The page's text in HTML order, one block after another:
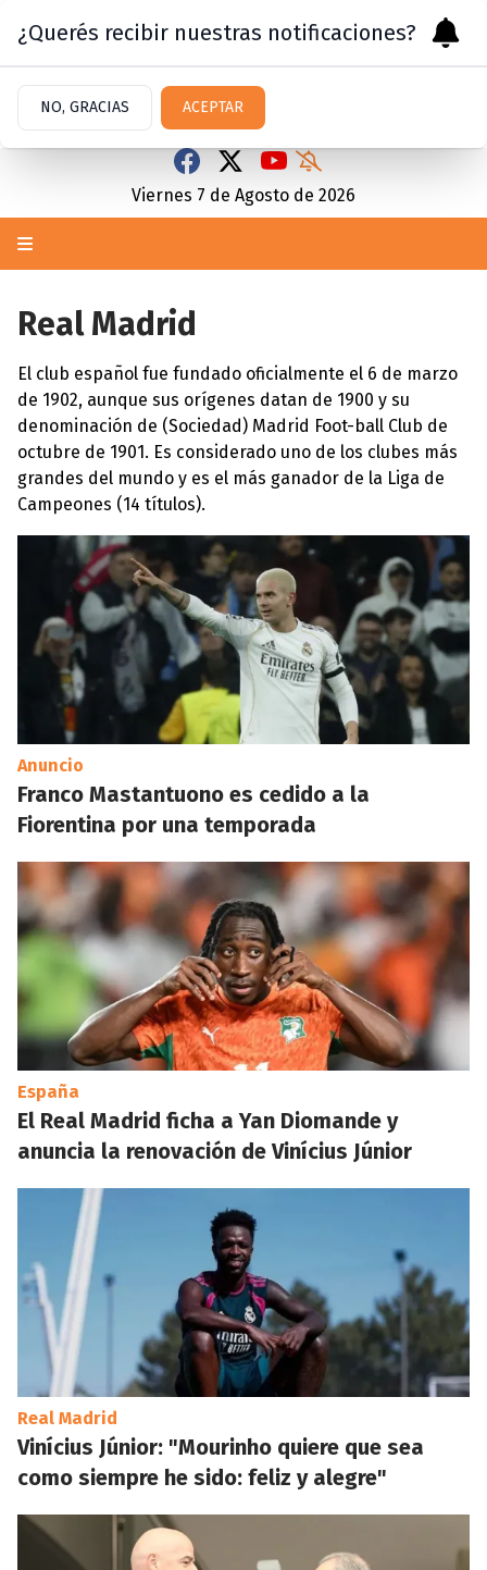
Viernes 7 de Agosto de 2026
Real Madrid
El club español fue fundado oficialmente el 6 de marzo
de 1902, aunque sus orígenes datan de 1900 y su
denominación de (Sociedad) Madrid Foot-ball Club de
octubre de 1901. Es considerado uno de los clubes más
grandes del mundo y es el más ganador de la Liga de
Campeones (14 títulos).
Anuncio
Franco Mastantuono es cedido a la
Fiorentina por una temporada
España
El Real Madrid ficha a Yan Diomande y
anuncia la renovación de Vinícius Júnior
Real Madrid
Vinícius Júnior: "Mourinho quiere que sea
como siempre he sido: feliz y alegre"
¿Querés recibir nuestras notificaciones?
NO, GRACIAS ACEPTAR